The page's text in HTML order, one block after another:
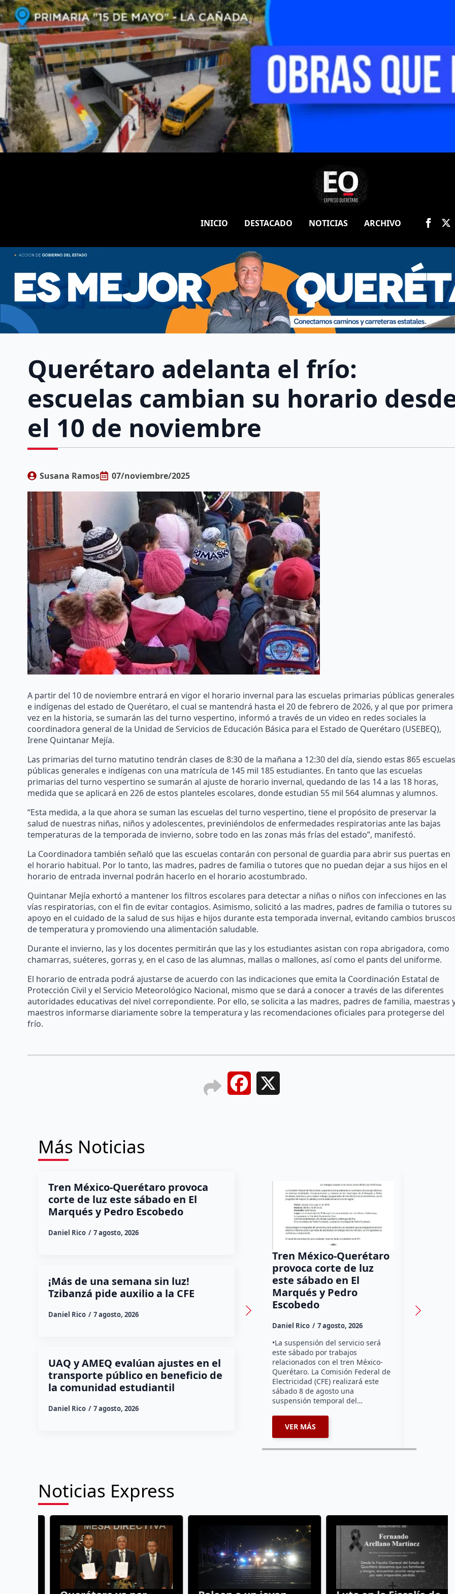
INICIO DESTACADO NOTICIAS ARCHIVO
Querétaro adelanta el frío:
escuelas cambian su horario
el 10 de noviembre
Susana Ramos 07/noviembre/2025
A partir del 10 de noviembre entrará en vigor el horario invernal para las escuelas primarias públicas generales
e indígenas del estado de Querétaro, el cual se mantendrá hasta el 20 de febrero de 2026, y al que por primera
vez en la historia, se sumarán las del turno vespertino, informó a través de un video en redes sociales la
coordinadora general de la Unidad de Servicios de Educación Básica para el Estado de Querétaro (USEBEQ),
Irene Quintanar Mejía.
Las primarias del turno matutino tendrán clases de 8:30 de la mañana a 12:30 del día, siendo estas 865 escuelas
públicas generales e indígenas con una matrícula de 145 mil 185 estudiantes. En tanto que las escuelas
primarias del turno vespertino se sumarán al ajuste de horario invernal, quedando de las 14 a las 18 horas,
medida que se aplicará en 226 de estos planteles escolares, donde estudian 55 mil 564 alumnas y alumnos.
“Esta medida, a la que ahora se suman las escuelas del turno vespertino, tiene el propósito de preservar la
salud de nuestras niñas, niños y adolescentes, previniéndolos de enfermedades respiratorias ante las bajas
temperaturas de la temporada de invierno, sobre todo en las zonas más frías del estado”, manifestó.
La Coordinadora también señaló que las escuelas contarán con personal de guardia para abrir sus puertas en
el horario habitual. Por lo tanto, las madres, padres de familia o tutores que no puedan dejar a sus hijos en el
horario de entrada invernal podrán hacerlo en el horario acostumbrado.
Quintanar Mejía exhortó a mantener los filtros escolares para detectar a niñas o niños con infecciones en las
vías respiratorias, con el fin de evitar contagios. Asimismo, solicitó a las madres, padres de familia o tutores su
apoyo en el cuidado de la salud de sus hijas e hijos durante esta temporada invernal, evitando cambios
de temperatura y promoviendo una alimentación saludable.
Durante el invierno, las y los docentes permitirán que las y los estudiantes asistan con ropa abrigadora, como
chamarras, suéteres, gorras y, en el caso de las alumnas, mallas o mallones, así como el pants del uniforme.
El horario de entrada podrá ajustarse de acuerdo con las indicaciones que emita la Coordinación Estatal de
Protección Civil y el Servicio Meteorológico Nacional, mismo que se dará a conocer a través de las diferentes
autoridades educativas del nivel correpondiente. Por ello, se solicita a las madres, padres de familia, maestras
maestros informarse diariamente sobre la temperatura y las recomendaciones oficiales para protegerse del
frío.
Facebook
Más Noticias
Tren México-Querétaro provoca
corte de luz este sábado en El
Marqués y Pedro Escobedo
Daniel Rico 7 agosto, 2026
¡Más de una semana sin luz!
Tzibanzá pide auxilio a la CFE
Daniel Rico 7 agosto, 2026
UAQ y AMEQ evalúan ajustes en el
transporte público en beneficio de
la comunidad estudiantil
Daniel Rico 7 agosto, 2026
Tren México-Querétaro
provoca corte de luz
este sábado en El
Marqués y Pedro
Escobedo
Daniel Rico 7 agosto, 2026
•La suspensión del servicio será
este sábado por trabajos
relacionados con el tren México-
Querétaro. La Comisión Federal de
Electricidad (CFE) realizará este
sábado 8 de agosto una
suspensión temporal del…
VER MÁS
Habitantes
Noticias Express